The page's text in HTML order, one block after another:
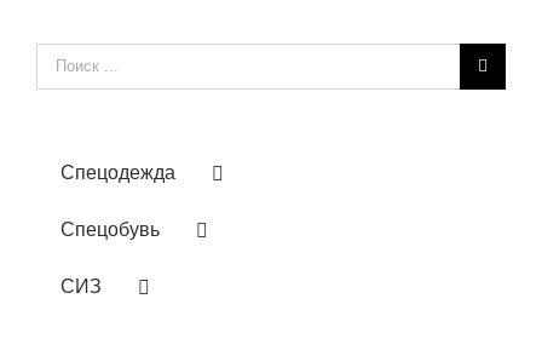
Результат
поиска:
Спецодежда
Спецобувь
СИЗ